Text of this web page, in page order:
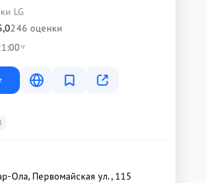
LG
246 оценки
Ола, Первомайская ул., 115